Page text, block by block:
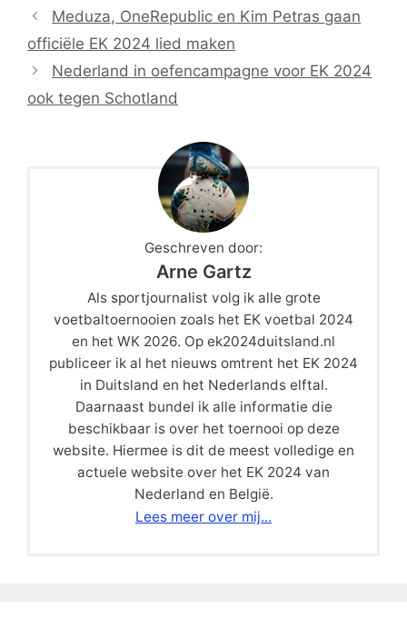
Meduza, OneRepublic en Kim Petras gaan
officiële EK 2024 lied maken
Nederland in oefencampagne voor EK 2024
ook tegen Schotland
Geschreven door:
Arne Gartz
Als sportjournalist volg ik alle grote
voetbaltoernooien zoals het EK voetbal 2024
en het WK 2026. Op ek2024duitsland.nl
publiceer ik al het nieuws omtrent het EK 2024
in Duitsland en het Nederlands elftal.
Daarnaast bundel ik alle informatie die
beschikbaar is over het toernooi op deze
website. Hiermee is dit de meest volledige en
actuele website over het EK 2024 van
Nederland en België.
Lees meer over mij...